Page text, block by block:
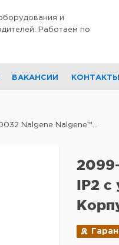
и
Работаем по
ВАКАНСИИ КОНТАКТЫ
Nalgene Nalgene™...
IP2 с